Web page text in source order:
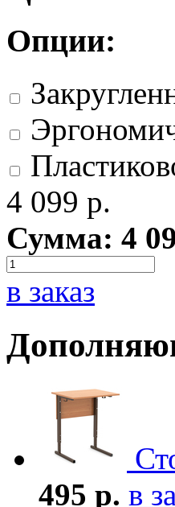
Опции:
4 099 р.
Сумма: 4
в заказ
495 р. в